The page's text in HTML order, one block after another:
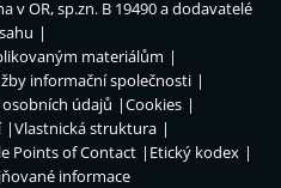
v OR, sp.zn. B 19490 a dodavatelé
materiálům
informační společnosti
údajů
Cookies
Vlastnická struktura
Points of Contact
Etický kodex
informace